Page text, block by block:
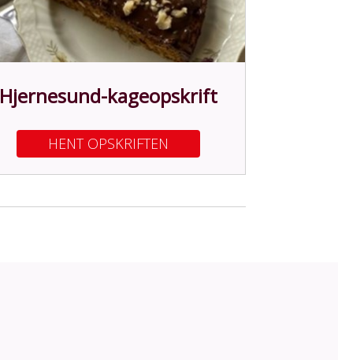
Hjernesund-kageopskrift
HENT OPSKRIFTEN